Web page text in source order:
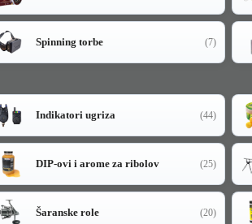
Spinning torbe (7)
Indikatori ugriza (44)
DIP-ovi i arome za ribolov (25)
Šaranske role (20)